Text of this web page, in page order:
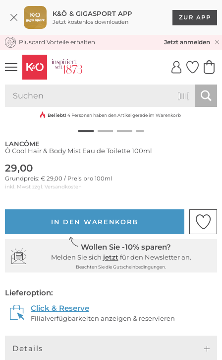
K&Ö & GIGASPORT APP
Jetzt kostenlos downloaden
ZUR APP
KOSTENLOSER VERSAND* & RÜCKVERSAND
Pluscard Vorteile erhalten Jetzt anmelden
UNSERE APP
CLICK &
Beliebt! 4 Personen haben den Artikel gerade im Warenkorb
LANCÔME
Ô Cool Hair & Body Mist Eau de Toilette 100ml
29,00
Grundpreis: € 29,00 / Preis pro 100ml
inkl. Mwst zzgl. Versandkosten
IN DEN WARENKORB
Wollen Sie -10% sparen?
Melden Sie sich jetzt für den Newsletter an.
Beachten Sie die Gutscheinbedingungen.
Lieferoption:
Click & Reserve
Filialverfügbarkeiten anzeigen & reservieren
Details